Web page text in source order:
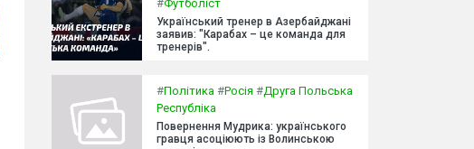
#Футболіст
Український тренер в Азербайджані
заявив: "Карабах – це команда для
тренерів".
#Політика #Росія #Друга Польська
Республіка
Повернення Мудрика: українського
гравця асоціюють із Волинською